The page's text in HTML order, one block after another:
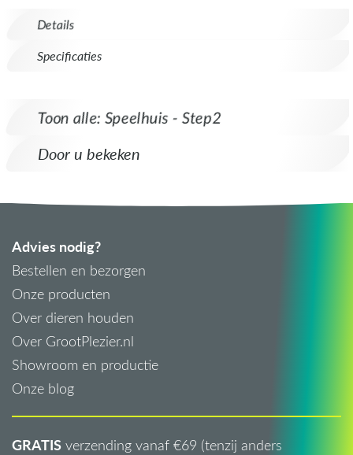
Details
Specificaties
Toon alle: Speelhuis - Step2
Door u bekeken
Advies nodig?
Bestellen en bezorgen
Onze producten
Over dieren houden
Over GrootPlezier.nl
Showroom en productie
Onze blog
GRATIS verzending vanaf €69 (tenzij anders